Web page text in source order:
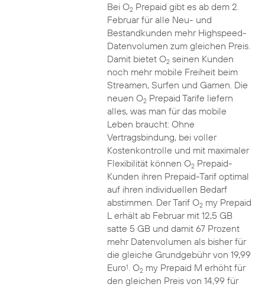
Bei O2Prepaid gibt es ab dem 2.
Februar für alle Neu- und
Bestandkunden mehr Highspeed-
Datenvolumen zum gleichen Preis.
Damit bietet O2seinen Kunden
noch mehr mobile Freiheit beim
Streamen, Surfen und Gamen. Die
neuen O2Prepaid Tarife liefern
alles, was man für das mobile
Leben braucht: Ohne
Vertragsbindung, bei voller
Kostenkontrolle und mit maximaler
Flexibilität können O2Prepaid-
Kunden ihren Prepaid-Tarif optimal
auf ihren individuellen Bedarf
abstimmen. Der Tarif O2my Prepaid
L erhält ab Februar mit 12,5 GB
satte 5 GB und damit 67 Prozent
mehr Datenvolumen als bisher für
die gleiche Grundgebühr von 19,99
Euro1. O2my Prepaid M erhöht für
den gleichen Preis von 14,99 für